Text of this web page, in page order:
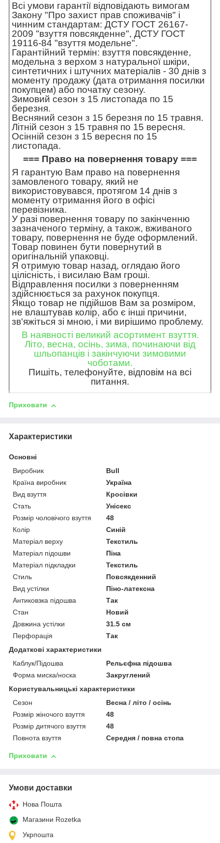
Всі умови гарантії відповідають вимогам
Закону "Про захист прав споживачів" і
чинним стандартам: ДСТУ ГОСТ 26167-
2009 "взуття повсякденне", ДСТУ ГОСТ
19116-84 "взуття модельне".
Гарантійний термін: взуття повсякденне,
модельна з верхом з натуральної шкіри,
синтетичних і штучних матеріалів - 30 днів з
моменту продажу (дата отримання посилки
покупцем) або початку сезону.
Зимовий сезон з 15 листопада по 15
березня.
Весняний сезон з 15 березня по 15 травня.
Літній сезон з 15 травня по 15 вересня.
Осінній сезон з 15 вересня по 15
листопада.
=== Право на повернення товару ===
Я гарантую Вам право на повернення
замовленого товару, який не
використовувався, протягом 14 днів з
моменту отримання його в офісі
перевізника.
У разі повернення товару по закінченню
зазначеного терміну, а також, вживаного
товару, повернення не буде оформлений.
Товар повинен бути повернутий в
оригінальній упаковці.
Я отримую товар назад, оглядаю його
цілісність, і висилаю Вам гроші.
Відправлення посилки з поверненням
здійснюється за рахунок покупця.
Якщо товар не підійшов Вам за розміром,
не влаштував колір, або є інші причини,
зв'яжіться зі мною, і ми вирішимо проблему.
В наявності великий асортимент взуття.
Літо, весна, осінь, зима, починаючи від
шльопанців і закінчуючи зимовими
чоботами.
Пишіть, телефонуйте, відповім на всі
питання.
Приховати
Характеристики
Основні
Виробник
Bull
Країна виробник
Україна
Вид взуття
Кросівки
Стать
Унісекс
Розмір чоловічого взуття
48
Колір
Синій
Матеріал верху
Текстиль
Матеріал підошви
Піна
Матеріал підкладки
Текстиль
Стиль
Повсякденний
Вид устілки
Піно-латексна
Антиковзка підошва
Так
Стан
Новий
Довжина устілки
31.5 см
Перфорація
Так
Додаткові характеристики
Каблук/Підошва
Рельєфна підошва
Форма миска/носка
Закруглений
Користувальницькі характеристики
Сезон
Весна / літо / осінь
Розмір жіночого взуття
48
Розмір дитячого взуття
48
Повнота взуття
Середня / повна стопа
Приховати
Умови доставки
Нова Пошта
Магазини Rozetka
Укрпошта